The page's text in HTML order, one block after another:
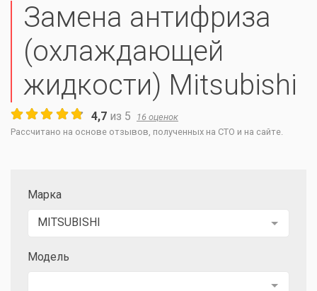
Замена антифриза
(охлаждающей
жидкости) Mitsubishi
4,7 из 5 16 оценок
Рассчитано на основе отзывов, полученных на СТО и на сайте.
Марка
MITSUBISHI
Модель